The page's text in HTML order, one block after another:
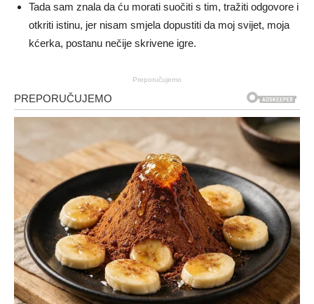
Tada sam znala da ću morati suočiti s tim, tražiti odgovore i
otkriti istinu, jer nisam smjela dopustiti da moj svijet, moja
kćerka, postanu nečije skrivene igre.
Preporučujemo